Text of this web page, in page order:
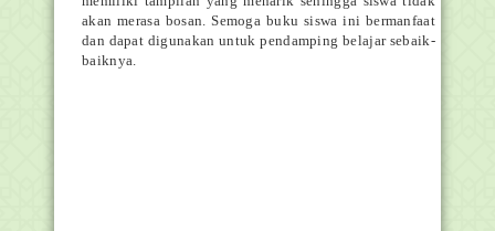
akan merasa bosan. Semoga buku siswa ini bermanfaat
dan dapat digunakan untuk pendamping belajar sebaik-
baiknya.